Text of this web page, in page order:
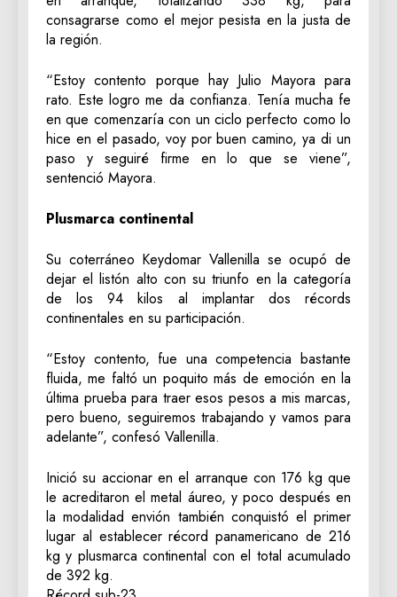
consagrarse como el mejor pesista en la justa de
la región.
“Estoy contento porque hay Julio Mayora para
rato. Este logro me da confianza. Tenía mucha fe
en que comenzaría con un ciclo perfecto como lo
hice en el pasado, voy por buen camino, ya di un
paso y seguiré firme en lo que se viene”,
sentenció Mayora.
Plusmarca continental
Su coterráneo Keydomar Vallenilla se ocupó de
dejar el listón alto con su triunfo en la categoría
de los 94 kilos al implantar dos récords
continentales en su participación.
“Estoy contento, fue una competencia bastante
fluida, me faltó un poquito más de emoción en la
última prueba para traer esos pesos a mis marcas,
pero bueno, seguiremos trabajando y vamos para
adelante”, confesó Vallenilla.
Inició su accionar en el arranque con 176 kg que
le acreditaron el metal áureo, y poco después en
la modalidad envión también conquistó el primer
lugar al establecer récord panamericano de 216
kg y plusmarca continental con el total acumulado
de 392 kg.